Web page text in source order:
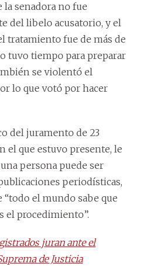
la senadora no fue
del libelo acusatorio, y el
tratamiento fue de más de
tuvo tiempo para preparar
se violentó el
lo que votó por hacer
del juramento de 23
el que estuvo presente, le
persona puede ser
periodísticas,
“todo el mundo sabe que
el procedimiento”.
juran ante el
de Justicia